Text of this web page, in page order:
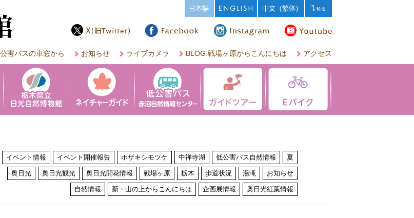
害バスの車窓から お知らせ ライブカメラ BLOG 戦場ヶ原からこんにちは アクセス
イベント情報 イベント開催報告 ホザキシモツケ 中禅寺湖 低公害バス自然情報 夏
奥日光 奥日光観光 奥日光開花情報 戦場ヶ原 栃木 歩道状況 湯滝 お知らせ
自然情報 新・山の上からこんにちは 企画展情報 奥日光紅葉情報